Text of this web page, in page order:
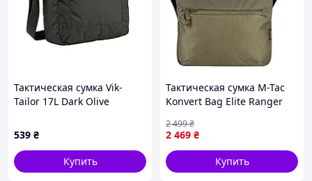
Тактическая сумка Vik-
Tailor 17L Dark Olive
539 ₴
Купить
Тактическая сумка M-Tac
Konvert Bag Elite Ranger
2 469 ₴
2 499₴
Купить